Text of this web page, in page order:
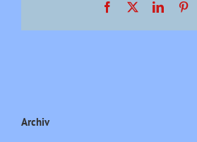
Facebook
Archiv